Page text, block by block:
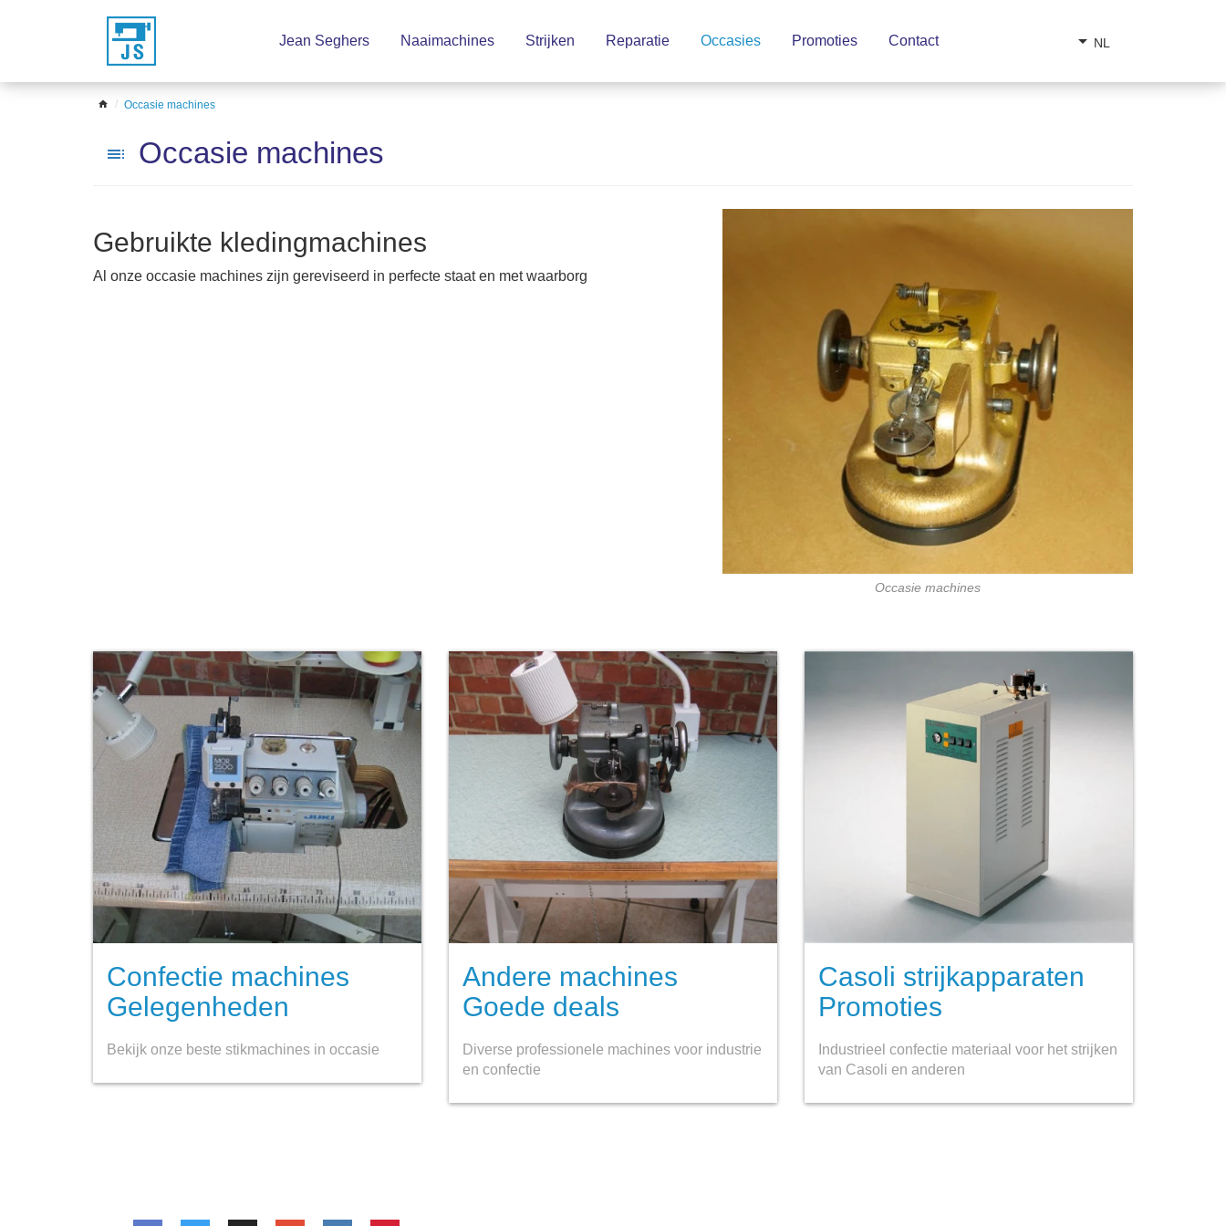
Sla
Jean Seghers Naaimachines Strijken Reparatie Occasies Promoties Contact arrow_drop_down NL
home Occasie machines
toc Occasie machines
Occasie machines
Gebruikte kledingmachines
Al onze occasie machines zijn gereviseerd in perfecte staat en met waarborg
Confectie machines
Gelegenheden
Bekijk onze beste stikmachines in occasie
Andere machines
Goede deals
Diverse professionele machines voor industrie
en confectie
Casoli strijkapparaten
Promoties
Industrieel confectie materiaal voor het strijken
van Casoli en anderen